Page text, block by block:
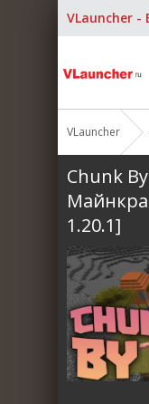
VLauncher -
VLauncher
Chunk
1.20.1]